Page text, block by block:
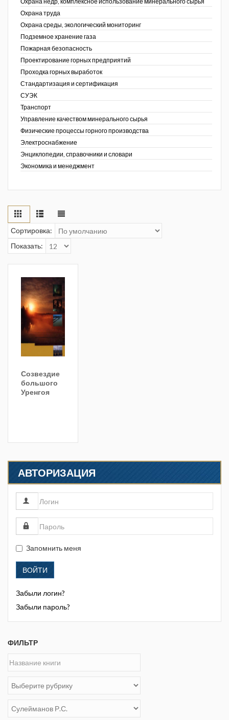
Охрана труда
Охрана среды, экологический мониторинг
Подземное хранение газа
Пожарная безопасность
Проектирование горных предприятий
Проходка горных выработок
Стандартизация и сертификация
СУЭК
Транспорт
Управление качеством минерального сырья
Физические процессы горного производства
Электроснабжение
Энциклопедии, справочники и словари
Экономика и менеджмент
Сортировка:
Показать:
Созвездие
большого
Уренгоя
АВТОРИЗАЦИЯ
Запомнить меня
ВОЙТИ
Забыли логин?
Забыли пароль?
ФИЛЬТР